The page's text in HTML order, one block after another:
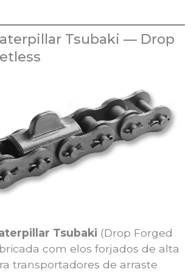
Tsubaki — Drop
Tsubaki (Drop Forged
com elos forjados de alta
transportadores de arraste